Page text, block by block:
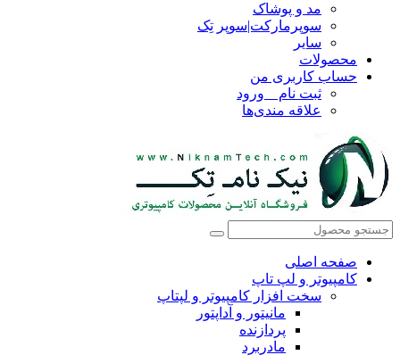
مد و پوشاک
سوپرمارکت|سوپر تِک
سایر
محصولات
حساب کاربری من
ثبت نام _ ورود
علاقه مندی‌ها
صفحه اصلی
کامپیوتر و‌‌‌‌‌ لپ تاپ
سخت افزار کامپیوتر و لپتاپ
مانیتور و آداپتور
پردازنده
مادربرد